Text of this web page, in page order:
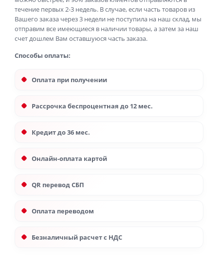
течение первых 2-3 недель. В случае, если часть товаров из
Вашего заказа через 3 недели не поступила на наш склад, мы
отправим все имеющиеся в наличии товары, а затем за наш
счет дошлем Вам оставшуюся часть заказа.
Способы оплаты:
Оплата при получении
Рассрочка беспроцентная до 12 мес.
Кредит до 36 мес.
Онлайн-оплата картой
QR перевод СБП
Оплата переводом
Безналичный расчет с НДС